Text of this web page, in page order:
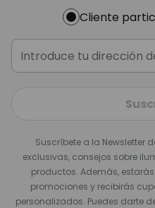
Cliente
Suscríbete a la Newsletter
exclusivas, consejos sobre
productos. Además,
promociones y recibirás
personalizados. Puedes darte